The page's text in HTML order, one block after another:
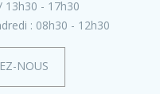
13h30 - 17h30
: 08h30 - 12h30
NOUS